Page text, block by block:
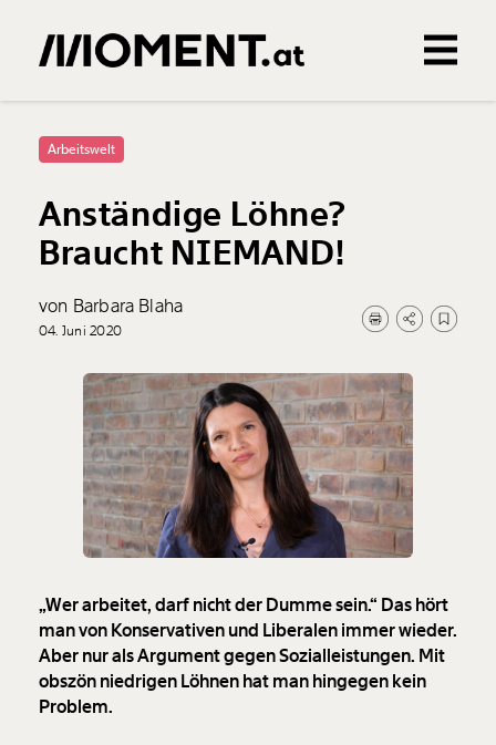
0Treffer
Arbeitswelt
Anständige Löhne?
Braucht NIEMAND!
von Barbara Blaha
04. Juni 2020
„Wer arbeitet, darf nicht der Dumme sein.“ Das hört
man von Konservativen und Liberalen immer wieder.
Aber nur als Argument gegen Sozialleistungen. Mit
obszön niedrigen Löhnen hat man hingegen kein
Problem.